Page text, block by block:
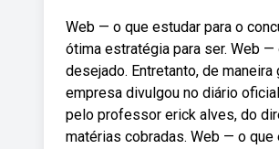
Web — o que estudar para o
ótima estratégia para ser. Web
desejado. Entretanto, de
empresa divulgou no diário
pelo professor erick alves, do
matérias cobradas. Web — o